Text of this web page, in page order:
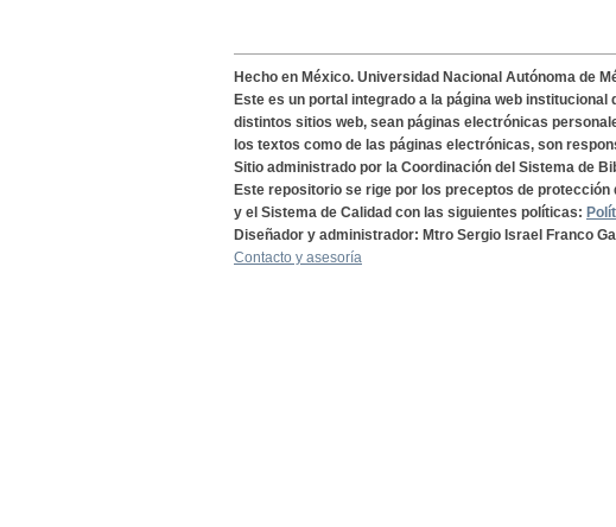
Hecho en México. Universidad Nacional Autónoma de
Este es un portal integrado a la página web
distintos sitios web, sean páginas electrónicas
los textos como de las páginas electrónicas, son
Sitio administrado por la Coordinación del Sistema de
Este repositorio se rige por los preceptos de protección
y el Sistema de Calidad con las siguientes políticas:
Diseñador y administrador: Mtro Sergio Israel Franco
Contacto y asesoría